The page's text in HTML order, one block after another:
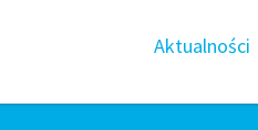
Aktualności